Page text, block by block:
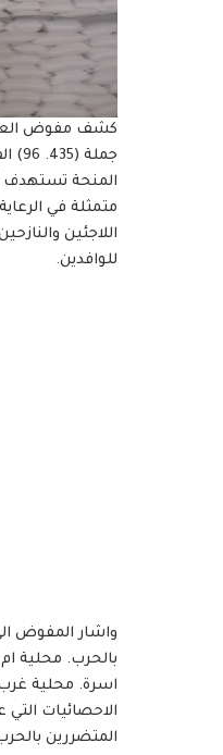
متمثلة في
اللاجئين
للوافدين.
الاحصائيات
المتضررين بالحرب بالولاية الى